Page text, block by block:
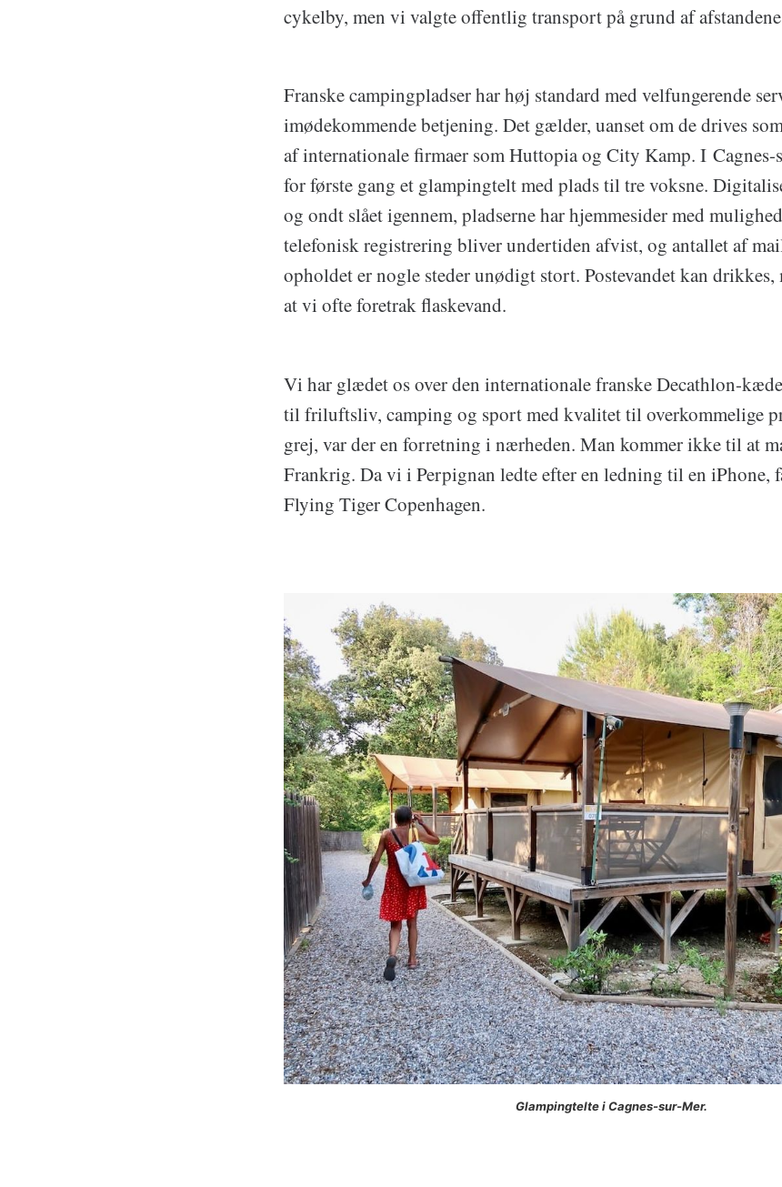
cykelby, men vi valgte offentlig transport på grund af
Franske campingpladser har høj standard med velfungerende
imødekommende betjening. Det gælder, uanset om de drives
af internationale firmaer som Huttopia og City Kamp. I
for første gang et glampingtelt med plads til tre voksne.
og ondt slået igennem, pladserne har hjemmesider med
telefonisk registrering bliver undertiden afvist, og antallet af
opholdet er nogle steder unødigt stort. Postevandet kan drikkes,
at vi ofte foretrak flaskevand.
Vi har glædet os over den internationale franske Decathlon-
til friluftsliv, camping og sport med kvalitet til overkommelige
grej, var der en forretning i nærheden. Man kommer ikke til at
Frankrig. Da vi i Perpignan ledte efter en ledning til en iPhone,
Flying Tiger Copenhagen.
Glampingtelte i Cagnes-sur-Mer.